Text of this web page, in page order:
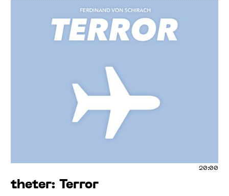
20:00
theter: Terror